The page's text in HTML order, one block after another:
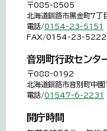
〒085-8505
北海道釧路市黒金町7丁
電話/0154-23-5151
FAX/0154-23-5222
音別町行政センタ
〒088-0192
北海道釧路市音別町中
電話/01547-6-2231
開庁時間